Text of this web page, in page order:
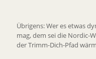
Übrigens: Wer es etwas
mag, dem sei die Nordic-
der Trimm-Dich-Pfad